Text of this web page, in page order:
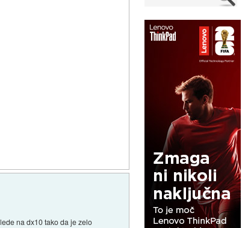
na dx10 tako da je zelo